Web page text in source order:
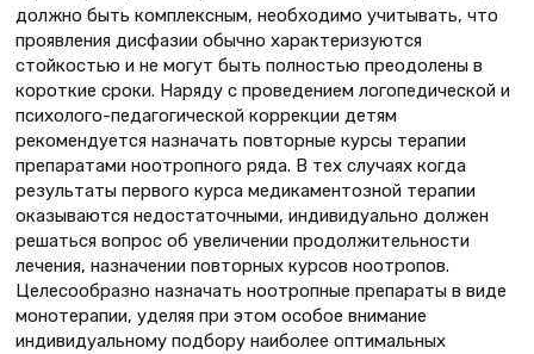
должно быть комплексным, необходимо учитывать, что
проявления дисфазии обычно характеризуются
стойкостью и не могут быть полностью преодолены в
короткие сроки. Наряду с проведением логопедической и
психолого-педагогической коррекции детям
рекомендуется назначать повторные курсы терапии
препаратами ноотропного ряда. В тех случаях когда
результаты первого курса медикаментозной терапии
оказываются недостаточными, индивидуально должен
решаться вопрос об увеличении продолжительности
лечения, назначении повторных курсов ноотропов.
Целесообразно назначать ноотропные препараты в виде
монотерапии, уделяя при этом особое внимание
индивидуальному подбору наиболее оптимальных